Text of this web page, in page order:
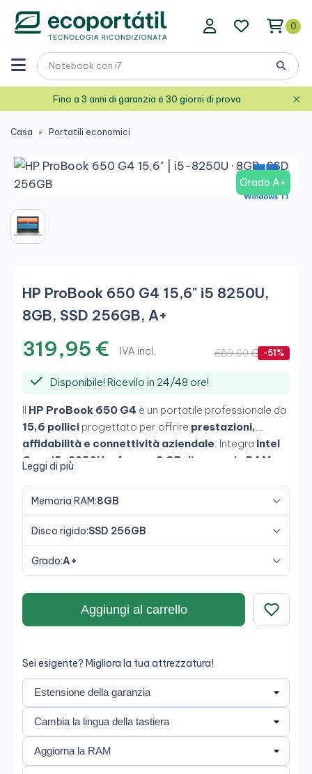
0
Fino a 3 anni di garanzia e 30 giorni di prova ×
Casa Portatili economici
Grado A+
HP ProBook 650 G4 15,6" i5 8250U,
8GB, SSD 256GB, A+
319,95 € IVA incl. 659,00 € -51%
Disponibile! Ricevilo in 24/48 ore!
Il HP ProBook 650 G4 è un portatile professionale da
15,6 pollici progettato per offrire prestazioni,
affidabilità e connettività aziendale. Integra Intel
Core i5-8250U a 4 core
8 GB di memoria RAM
nelle applicazioni aziendali e nel lavoro d'ufficio
lo rendono uno strumento affidabile per gli ambienti
aziendali.
Leggi di più
Memoria RAM:8GB
Disco rigido:SSD 256GB
Grado:A+
Aggiungi al carrello
Sei esigente? Migliora la tua attrezzatura!